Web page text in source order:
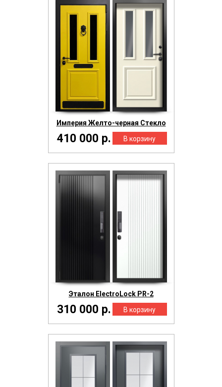
Империя Желто-черная Стекло
410 000 р.
Эталон ElectroLock PR-2
310 000 р.